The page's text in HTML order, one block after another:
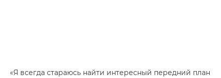
«Я всегда стараюсь найти интересный передний план